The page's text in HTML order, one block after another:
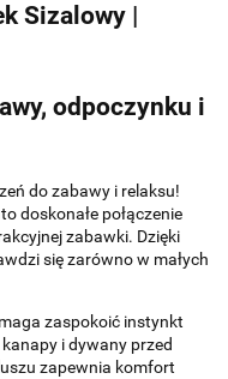
Sizalowy |
odpoczynku i
do zabawy i relaksu!
to doskonałe połączenie
zabawki. Dzięki
się zarówno w małych
zaspokoić instynkt
i dywany przed
zapewnia komfort